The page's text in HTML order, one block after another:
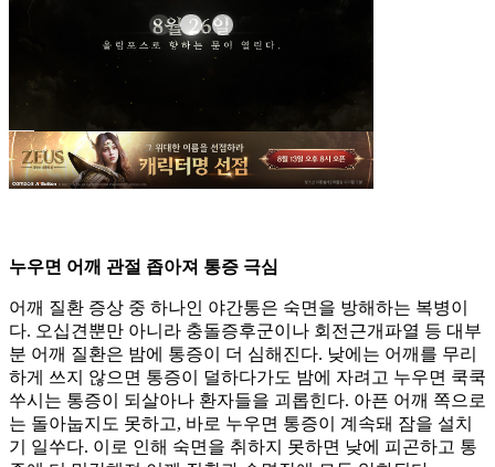
누우면 어깨 관절 좁아져 통증 극심
어깨 질환 증상 중 하나인 야간통은 숙면을 방해하는 복병이
다. 오십견뿐만 아니라 충돌증후군이나 회전근개파열 등 대부
분 어깨 질환은 밤에 통증이 더 심해진다. 낮에는 어깨를 무리
하게 쓰지 않으면 통증이 덜하다가도 밤에 자려고 누우면 쿡쿡
쑤시는 통증이 되살아나 환자들을 괴롭힌다. 아픈 어깨 쪽으로
는 돌아눕지도 못하고, 바로 누우면 통증이 계속돼 잠을 설치
기 일쑤다. 이로 인해 숙면을 취하지 못하면 낮에 피곤하고 통